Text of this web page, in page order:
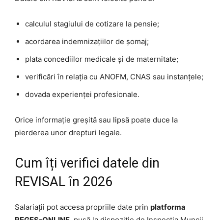
calculul stagiului de cotizare la pensie;
acordarea indemnizațiilor de șomaj;
plata concediilor medicale și de maternitate;
verificări în relația cu ANOFM, CNAS sau instanțele;
dovada experienței profesionale.
Orice informație greșită sau lipsă poate duce la
pierderea unor drepturi legale.
Cum îți verifici datele din
REVISAL în 2026
Salariații pot accesa propriile date prin platforma